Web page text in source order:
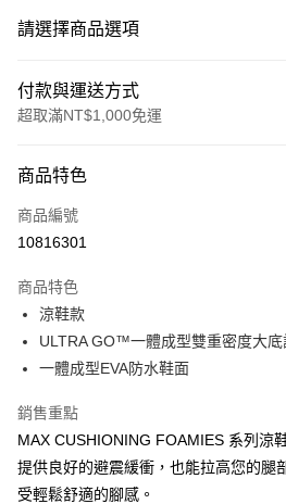
請選擇商品選項
付款與運送方式
超取滿NT$1,000免運
信用卡一次付款
超商取貨付款
運送方式
全家取貨付款
每筆NT$60，滿NT$1,000(含以上)免運
每筆NT$60，滿NT$1,000(含以上)免運費
宅配
每筆NT$80，滿NT$1,000(含以上)免運費
商品特色
商品編號
10816301
商品特色
涼鞋款
ULTRA GO™一體成型雙重密度大底
一體成型EVA防水鞋面
銷售重點
MAX CUSHIONING FOAMIES 系列涼
提供良好的避震緩衝，也能拉高您的腿
受輕鬆舒適的腳感。